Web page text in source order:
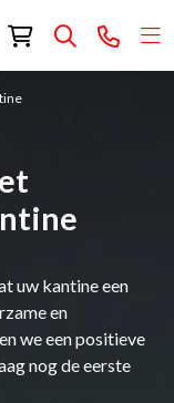
uw kantine een
en
we een positieve
nog de eerste